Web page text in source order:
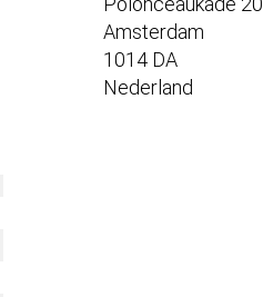
Amsterdam
1014 DA
Nederland